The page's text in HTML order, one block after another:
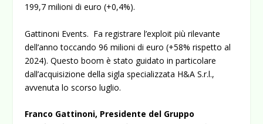
199,7 milioni di euro (+0,4%).
Gattinoni Events. Fa registrare l’exploit più rilevante
dell’anno toccando96 milioni di euro (+58% rispetto al
2024). Questo boom è stato guidato in particolare
dall’acquisizione della sigla specializzata H&A S.r.l.,
avvenuta lo scorso luglio.
Franco Gattinoni, Presidente del Gruppo